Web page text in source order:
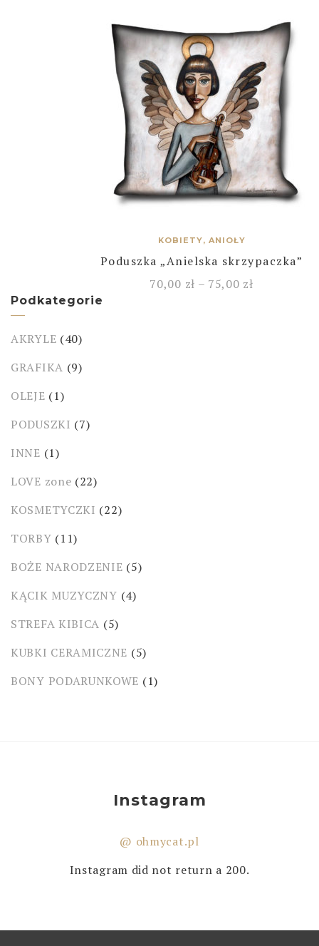
KOBIETY, ANIOŁY
Poduszka „Anielska skrzypaczka”
70,00 zł – 75,00 zł
Podkategorie
AKRYLE (40)
GRAFIKA (9)
OLEJE (1)
PODUSZKI (7)
INNE (1)
LOVE zone (22)
KOSMETYCZKI (22)
TORBY (11)
BOŻE NARODZENIE (5)
KĄCIK MUZYCZNY (4)
STREFA KIBICA (5)
KUBKI CERAMICZNE (5)
BONY PODARUNKOWE (1)
Instagram
@ ohmycat.pl
Instagram did not return a 200.